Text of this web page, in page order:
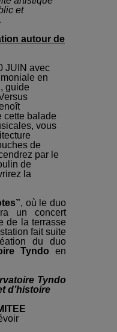
et
autour de
JUIN avec
en
guide
cette balade
vous
de
par le
de
la
, où le duo
un concert
de la terrasse
fait suite
du duo
Tyndo en
Tyndo
d’histoire